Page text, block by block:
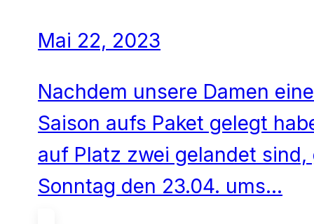
Mai 22, 2023
Nachdem unsere Damen
Saison aufs Paket gelegt
auf Platz zwei gelandet sind,
Sonntag den 23.04. ums…